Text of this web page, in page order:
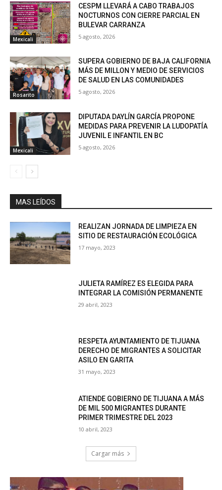
Mexicali
CESPM LLEVARÁ A CABO TRABAJOS
NOCTURNOS CON CIERRE PARCIAL EN
BULEVAR CARRANZA
5 agosto, 2026
Rosarito
SUPERA GOBIERNO DE BAJA CALIFORNIA
MÁS DE MILLON Y MEDIO DE SERVICIOS
DE SALUD EN LAS COMUNIDADES
5 agosto, 2026
Mexicali
DIPUTADA DAYLÍN GARCÍA PROPONE
MEDIDAS PARA PREVENIR LA LUDOPATÍA
JUVENIL E INFANTIL EN BC
5 agosto, 2026
MAS LEÍDOS
REALIZAN JORNADA DE LIMPIEZA EN
SITIO DE RESTAURACIÓN ECOLÓGICA
17 mayo, 2023
JULIETA RAMÍREZ ES ELEGIDA PARA
INTEGRAR LA COMISIÓN PERMANENTE
29 abril, 2023
RESPETA AYUNTAMIENTO DE TIJUANA
DERECHO DE MIGRANTES A SOLICITAR
ASILO EN GARITA
31 mayo, 2023
ATIENDE GOBIERNO DE TIJUANA A MÁS
DE MIL 500 MIGRANTES DURANTE
PRIMER TRIMESTRE DEL 2023
10 abril, 2023
Cargar más